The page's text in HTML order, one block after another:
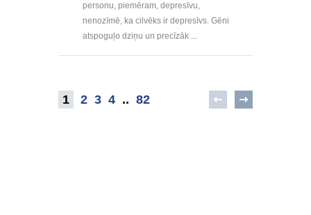
personu, piemēram, depresīvu,
nenozīmē, ka cilvēks ir depresīvs. Gēni
atspoguļo dziņu un precīzāk ...
1 2 3 4 .. 82